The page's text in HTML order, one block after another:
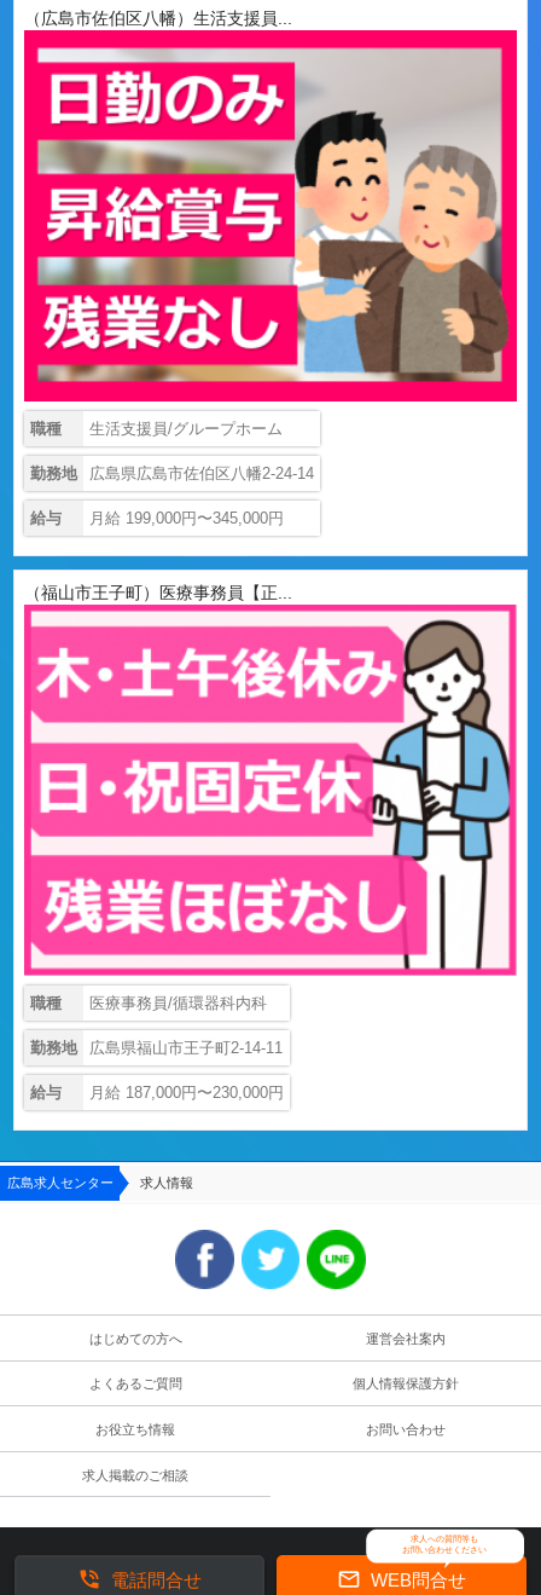
（広島市佐伯区八幡）生活支援員...
職種 生活支援員/グループホーム
勤務地 広島県広島市佐伯区八幡2-24-14
給与 月給 199,000円〜345,000円
（福山市王子町）医療事務員【正...
職種 医療事務員/循環器科内科
勤務地 広島県福山市王子町2-14-11
給与 月給 187,000円〜230,000円
広島求人センター 求人情報
はじめての方へ 運営会社案内
よくあるご質問 個人情報保護方針
お役立ち情報 お問い合わせ
求人掲載のご相談
求人への質問等も
お問い合わせください
 WEB問合せ
 電話問合せ